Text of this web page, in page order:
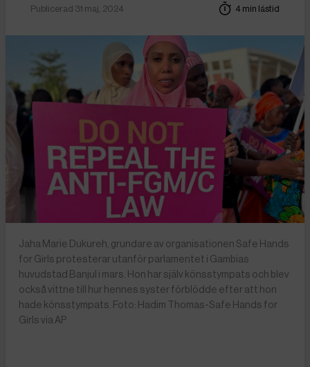
Publicerad 31 maj, 2024 4 min lästid
Jaha Marie Dukureh, grundare av organisationen Safe Hands
for Girls protesterar utanför parlamentet i Gambias
huvudstad Banjul i mars. Hon har själv könsstympats och blev
också vittne till hur hennes syster förblödde efter att hon
hade könsstympats. Foto: Hadim Thomas-Safe Hands for
Girls via AP